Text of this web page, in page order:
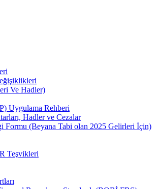
Ve Hadler)
Uygulama Rehberi
Hadler ve Cezalar
Formu (Beyana Tabi olan 2025 Gelirleri İçin)
Teşvikleri